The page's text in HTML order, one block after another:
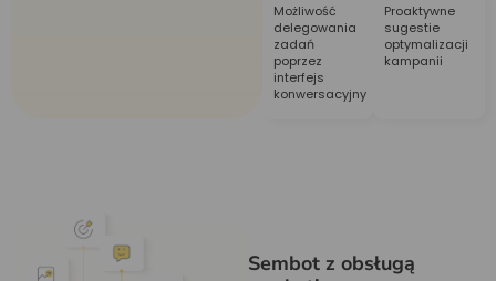
Możliwość
delegowania
zadań
poprzez
interfejs
konwersacyjny
Proaktywne
sugestie
optymalizacji
kampanii
Sembot z obsługą